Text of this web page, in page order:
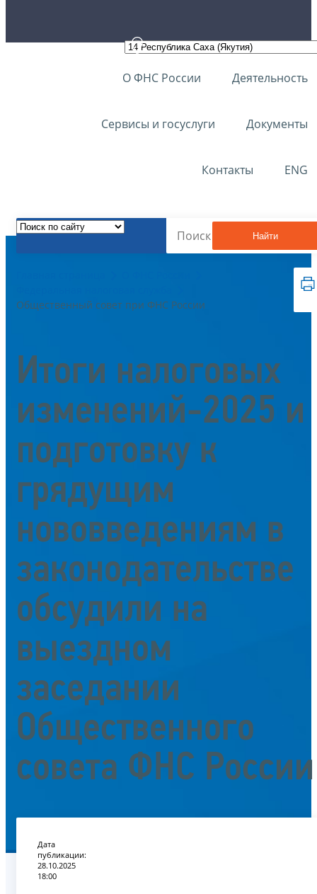
О ФНС России Деятельность
Сервисы и госуслуги Документы
Контакты ENG
Найти
Общественный совет при ФНС России
Итоги налоговых
изменений-2025 и
подготовку к
грядущим
нововведениям в
законодательстве
обсудили на
выездном
заседании
Общественного
совета ФНС России
Дата
публикации:
28.10.2025
18:00